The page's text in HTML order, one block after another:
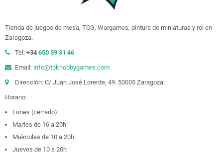
Tienda de juegos de mesa, TCG, Wargames, pintura de miniaturas y rol en
Zaragoza.
Tel: +34 650 59 31 46
Email: info@tpkhobbygames.com
Dirección: C/ Juan José Lorente, 49. 50005 Zaragoza.
Horario:
Lunes (cerrado)
Martes de 16 a 20h
Miércoles de 10 a 20h
Jueves de 10 a 20h